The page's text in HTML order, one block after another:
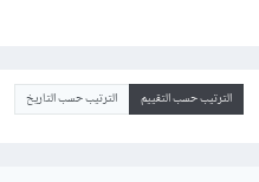
الترتيب حسب التقييم الترتيب حسب التاريخ